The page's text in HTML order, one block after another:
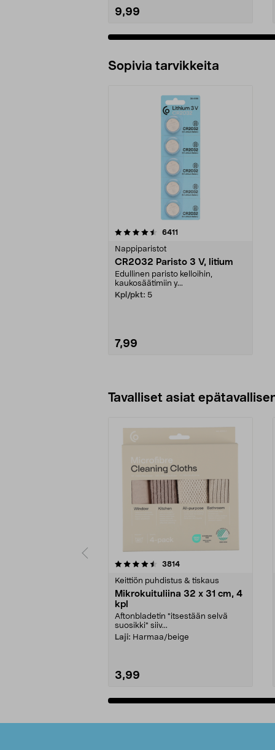
9,99
Sopivia tarvikkeita
6411
Nappiparistot
CR2032 Paristo 3 V, litium
Edullinen paristo kelloihin,
kaukosäätimiin y...
Kpl/pkt: 5
7,99
Tavalliset asiat
3814arvostelut
Keittiön puhdistus & tiskaus
Mikrokuituliina 32 x 31 cm, 4
kpl
Aftonbladetin "itsestään selvä
suosikki" siiv...
Laji: Harmaa/beige
3,99
4.5viidestä